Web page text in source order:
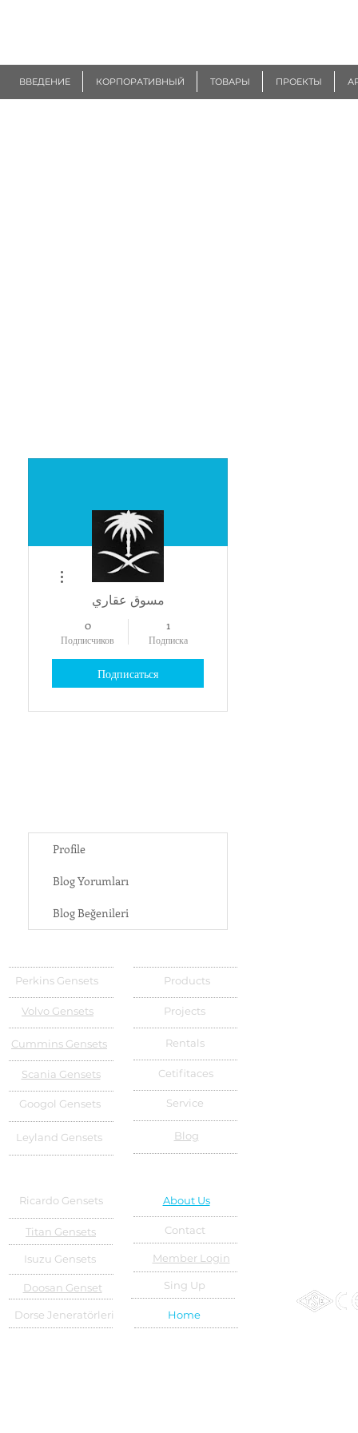
مسوق عقاري
0
Подписчиков
1
Подписка
Подписаться
Другие действия
Profile
Blog Yorumları
Blog Beğenileri
ВВЕДЕНИЕ КОРПОРАТИВНЫЙ ТОВАРЫ ПРОЕКТЫ
Perkins Gensets
Volvo Gensets
Cummins Gensets
Scania Gensets
Googol Gensets
Leyland Gensets
Products
Projects
Rentals
Cetifitaces
Service
Blog
Ricardo Gensets
Titan Gensets
Isuzu Gensets
Doosan Genset
Dorse Jeneratörleri
About Us
Contact
Member Login
Sing Up
Home